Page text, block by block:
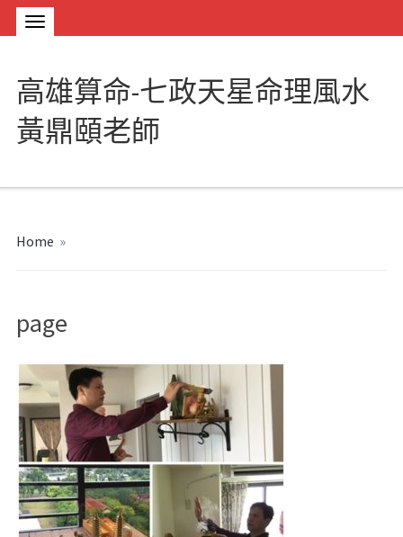
高雄算命-七政天星命理風水
黃鼎頤老師
Home »
page